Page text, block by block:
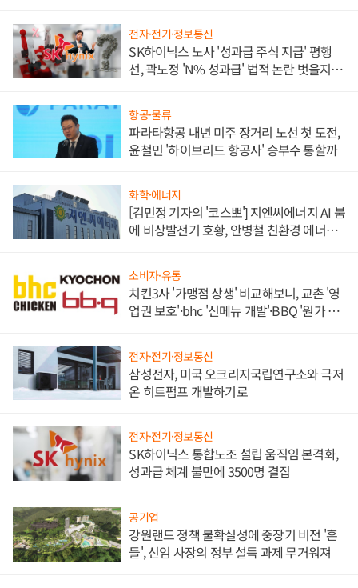
전자·전기·정보통신
SK하이닉스 노사 '성과급 주식 지급' 평행
선, 곽노정 'N% 성과급' 법적 논란 벗을지 주
항공·물류
파라타항공 내년 미주 장거리 노선 첫 도전,
윤철민 '하이브리드 항공사' 승부수 통할까
화학·에너지
[김민정 기자의 '코스뽀'] 지엔씨에너지 AI 붐
에 비상발전기 호황, 안병철 친환경 에너지
소비자·유통
치킨3사 '가맹점 상생' 비교해보니, 교촌 '영
업권 보호'·bhc '신메뉴 개발'·BBQ '원가 부
전자·전기·정보통신
삼성전자, 미국 오크리지국립연구소와 극저
온 히트펌프 개발하기로
전자·전기·정보통신
SK하이닉스 통합노조 설립 움직임 본격화,
성과급 체계 불만에 3500명 결집
공기업
강원랜드 정책 불확실성에 중장기 비전 '흔
들', 신임 사장의 정부 설득 과제 무거워져